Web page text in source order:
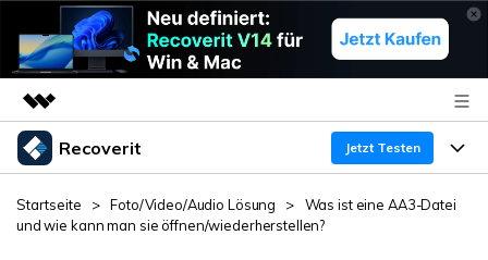
Top-Produkte
Dienstprogramme
Business
Recoverit Jetzt Testen
Produkte
Startseite > Foto/Video/Audio Lösung >
Was ist eine AA3-Datei
und wie kann man sie öffnen/wiederherstellen?